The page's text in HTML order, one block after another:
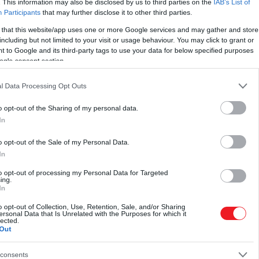
This information may also be disclosed by us to third parties on the IAB’s List of
Participants that may further disclose it to other third parties.
that this website/app uses one or more Google services and may gather and store
but not limited to your visit or usage behaviour. You may click to grant or
to Google and its third-party tags to use your data for below specified purposes
consent section.
Data Processing Opt Outs
opt-out of the Sharing of my personal data.
opt-out of the Sale of my Personal Data.
opt-out of processing my Personal Data for Targeted
opt-out of Collection, Use, Retention, Sale, and/or Sharing
Data that Is Unrelated with the Purposes for which it